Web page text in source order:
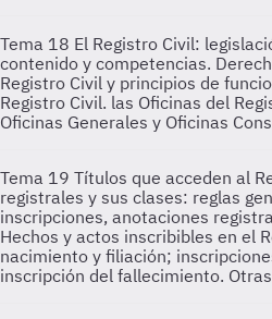
Tema 18 El Registro Civil:
contenido y competencias.
Registro Civil y principios de
Registro Civil. las Oficinas del
Oficinas Generales y Oficinas
Tema 19 Títulos que acceden al
registrales y sus clases: reglas
inscripciones, anotaciones
Hechos y actos inscribibles en el
nacimiento y filiación;
inscripción del fallecimiento.